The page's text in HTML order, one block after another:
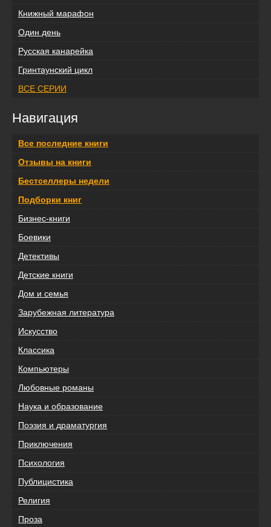
Книжный марафон
Один день
Русская канарейка
Гринтаунский цикл
ВСЕ СЕРИИ
Навигация
Все последние книги
Отзывы на книги
Бестселлеры недели
Подборки книг
Бизнес-книги
Боевики
Детективы
Детские книги
Дом и семья
Зарубежная литература
Искусство
Классика
Компьютеры
Любовные романы
Наука и образование
Поэзия и драматургия
Приключения
Психология
Публицистика
Религия
Проза